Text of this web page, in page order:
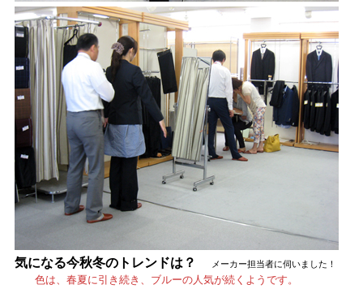
気になる今秋冬のトレンドは？ メーカー担当者に伺いました！
色は、春夏に引き続き、ブルーの人気が続くようです。